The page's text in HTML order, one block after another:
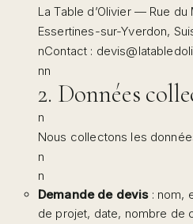
La Table d’Olivier — Rue du
Essertines-sur-Yverdon,
nContact :
nn
2. Données
n
Nous collectons les
n
n
Demande de devis: nom,
de projet, date, nombre de